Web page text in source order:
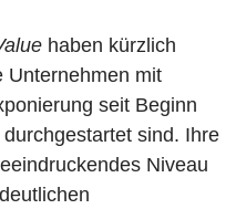
haben kürzlich
Unternehmen mit
seit Beginn
sind. Ihre
Niveau